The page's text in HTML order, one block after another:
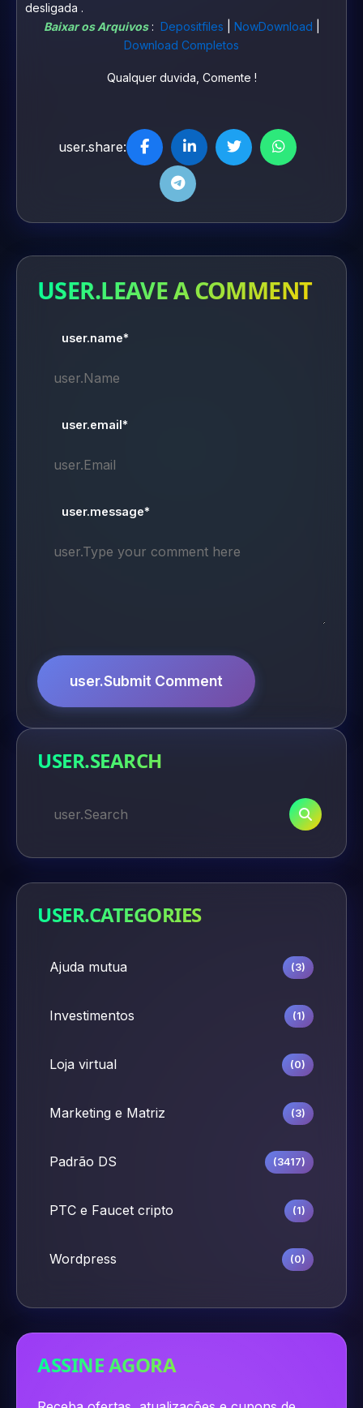
desligada .
Baixar os Arquivos: Depositfiles NowDownload
Download Completos
Qualquer duvida, Comente !
user.share:
USER.LEAVE A COMMENT
user.name*
user.email*
user.message*
user.Submit Comment
USER.SEARCH
USER.CATEGORIES
Ajuda mutua (3)
Investimentos (1)
Loja virtual (0)
Marketing e Matriz (3)
Padrão DS (3417)
PTC e Faucet cripto (1)
Wordpress (0)
ASSINE AGORA